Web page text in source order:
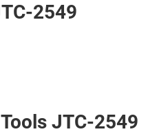
2549
JTC-2549